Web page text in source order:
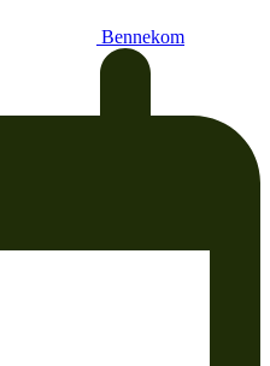
Bennekom